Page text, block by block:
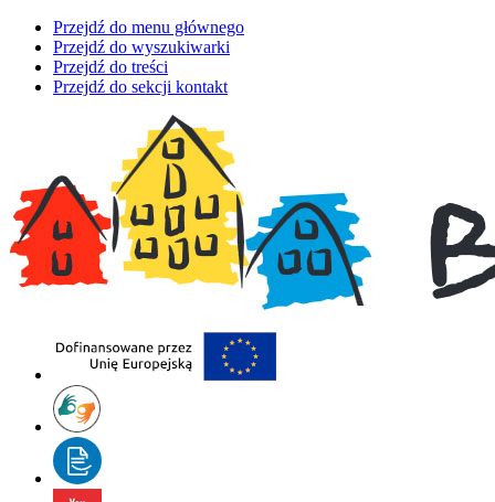
Przejdź do menu głównego
Przejdź do wyszukiwarki
Przejdź do treści
Przejdź do sekcji kontakt